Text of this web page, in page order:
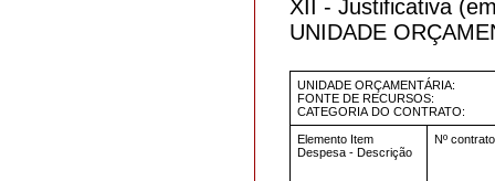
XII - Justificativa
UNIDADE
UNIDADE ORÇAMENTÁRIA:
FONTE DE RECURSOS:
CATEGORIA DO CONTRATO:
Elemento Item
Despesa - Descrição
Nº